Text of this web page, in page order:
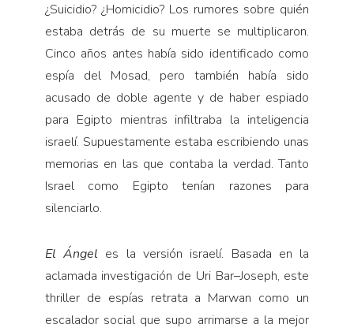
Relecturas
Sociedad
Turismo accidental
Vidas paralelas
Voces y lecturas
¿Suicidio? ¿Homicidio? Los rumores sobre quién
estaba detrás de su muerte se multiplicaron.
Cinco años antes había sido identificado como
espía del Mosad, pero también había sido
acusado de doble agente y de haber espiado
para Egipto mientras infiltraba la inteligencia
israelí. Supuestamente estaba escribiendo unas
memorias en las que contaba la verdad. Tanto
Israel como Egipto tenían razones para
silenciarlo.
El Ángel es la versión israelí. Basada en la
aclamada investigación de Uri Bar–Joseph, este
thriller de espías retrata a Marwan como un
escalador social que supo arrimarse a la mejor